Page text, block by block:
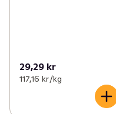
29,29 kr
117,16 kr /kg